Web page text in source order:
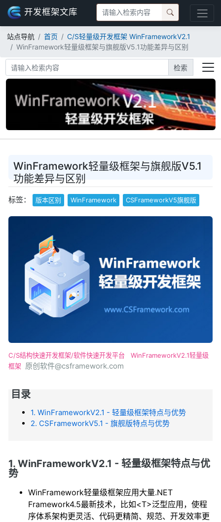
开发框架文库
站点导航 首页
C/S轻量级开发框架 WinFrameworkV2.1
WinFramework轻量级框架与旗舰版V5.1功能差异与区别
检索
WinFramework轻量级框架与旗舰版V5.1
功能差异与区别
标签： 版本区别 WinFramework CSFrameworkV5旗舰版
C/S结构快速开发框架/软件快速开发平台
WinFrameworkV2.1轻量级
框架 原创软件@csframework.com
目录
1. WinFrameworkV2.1 - 轻量级框架特点与优势
2. CSFrameworkV5.1 - 旗舰版特点与优势
1. WinFrameworkV2.1 - 轻量级框架特点与优
势
WinFramework轻量级框架应用大量.NET
Framework4.5最新技术，比如<T>泛型应用，使程
序体系架构更灵活、代码更精简、规范、开发效率更